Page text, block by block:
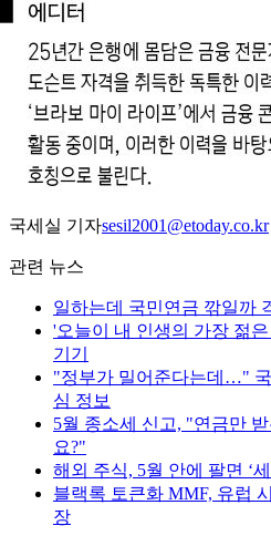
국세실 기자sesil2001@etoday.co.kr
관련 뉴스
일하는데 국민연금 깎일까
'오늘이 내 인생의 가장 젊
기기
"정부가 밀어준다는데…"
심 정보
5월 종소세 신고, "연금만
요?"
해외 주식, 5월 안에 팔면 ‘
블랙록 토큰화 MMF, 유럽
장